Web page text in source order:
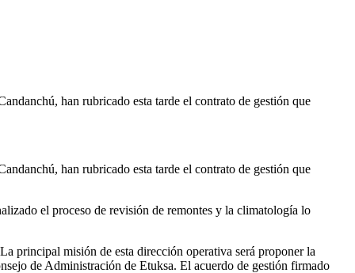
han rubricado esta tarde el contrato de gestión que
han rubricado esta tarde el contrato de gestión que
el proceso de revisión de remontes y la climatología lo
principal misión de esta dirección operativa será proponer la
de Administración de Etuksa. El acuerdo de gestión firmado